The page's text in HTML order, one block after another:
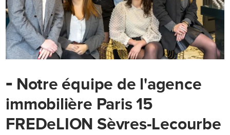
- Notre équipe de l'agence
immobilière Paris 15
FREDeLION Sèvres-Lecourbe